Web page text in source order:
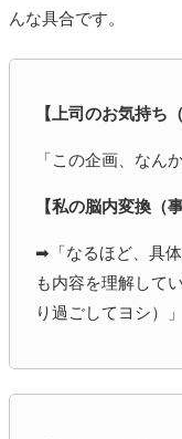
んな具合です。
【上司のお気持ち
「この企画、なん
【私の脳内変換（
➡︎「なるほど、具
も内容を理解して
り過ごしてヨシ）」